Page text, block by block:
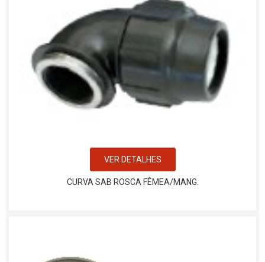
VER DETALHES
CURVA SAB ROSCA FÊMEA/MANG.